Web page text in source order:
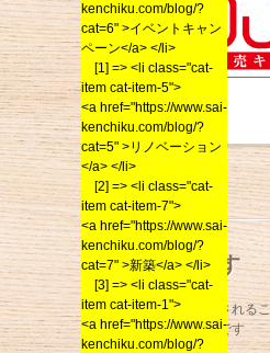
← Previous
コメントを残す
メールアドレスが公開される
いている欄は必須項目です
kenchiku.com/blog/?
cat=6" >イベントキャン
ペーン</a> </li>
[1] => <li class="cat-
item cat-item-5">
<a href="https://www.sai-
kenchiku.com/blog/?
cat=5" >リノベーション
</a> </li>
[2] => <li class="cat-
item cat-item-7">
<a href="https://www.sai-
kenchiku.com/blog/?
cat=7" >新築</a> </li>
[3] => <li class="cat-
item cat-item-1">
<a href="https://www.sai-
kenchiku.com/blog/?